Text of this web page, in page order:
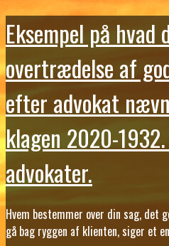
Eksempel på hvad
overtrædelse af
efter advokat
klagen 2020-
advokater.
Hvem bestemmer over din sag, det
gå bag ryggen af klienten, siger et